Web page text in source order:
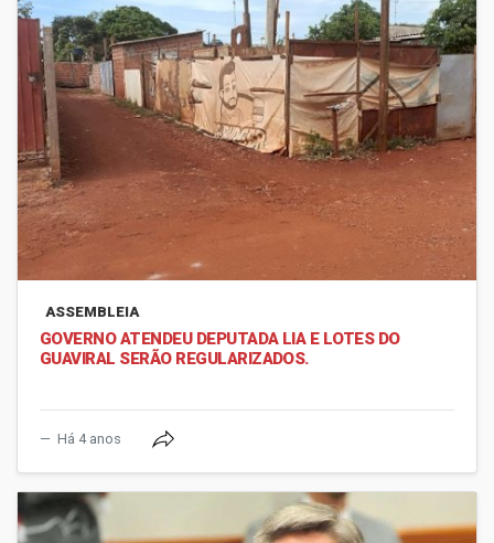
ASSEMBLEIA
GOVERNO ATENDEU DEPUTADA LIA E LOTES DO
GUAVIRAL SERÃO REGULARIZADOS.
Há 4 anos